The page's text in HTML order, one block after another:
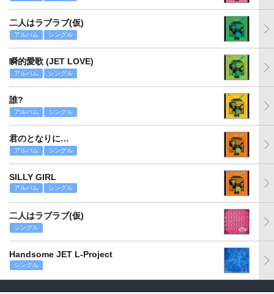
二人はラブラブ(仮)
アルバム シングル
瞬的愛歌 (JET LOVE)
アルバム シングル
誰?
アルバム シングル
君のとなりに…
アルバム シングル
SILLY GIRL
アルバム シングル
二人はラブラブ(仮)
シングル
Handsome JET L-Project
シングル